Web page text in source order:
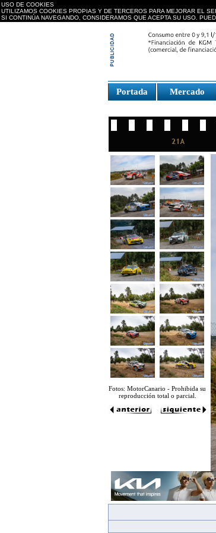
USO DE COOKIES
UTILIZAMOS COOKIES PROPIAS Y DE TERCEROS PARA MEJORAR EL
SI CONTINÚA NAVEGANDO, CONSIDERAMOS QUE ACEPTA SU USO.
Portada Mercado
Fotos: MotorCanario - Prohibida su
reproducción total o parcial.